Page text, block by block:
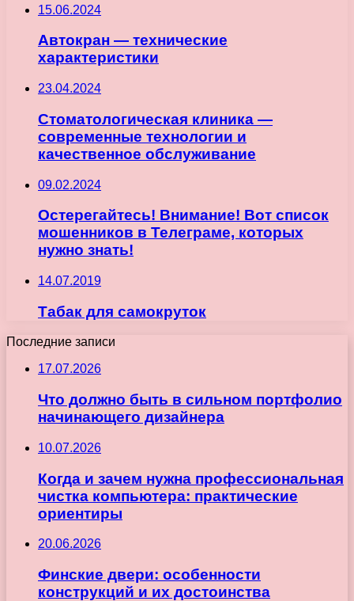
15.06.2024
Автокран — технические
характеристики
23.04.2024
Стоматологическая клиника —
современные технологии и
качественное обслуживание
09.02.2024
Остерегайтесь! Внимание! Вот список
мошенников в Телеграме, которых
нужно знать!
14.07.2019
Табак для самокруток
Последние записи
17.07.2026
Что должно быть в сильном портфолио
начинающего дизайнера
10.07.2026
Когда и зачем нужна профессиональная
чистка компьютера: практические
ориентиры
20.06.2026
Финские двери: особенности
конструкций и их достоинства